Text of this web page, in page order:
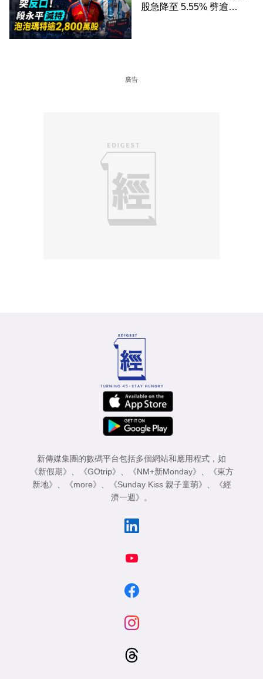
股急降至 5.55% 劈逾
廣告
新傳媒集團的數碼平台包括多個網站和應用程式，如
《新假期》
《GOtrip》 《NM+新Monday》
《東方
新地》
《more》 《Sunday Kiss 親子童萌》
《經
濟一週》
。